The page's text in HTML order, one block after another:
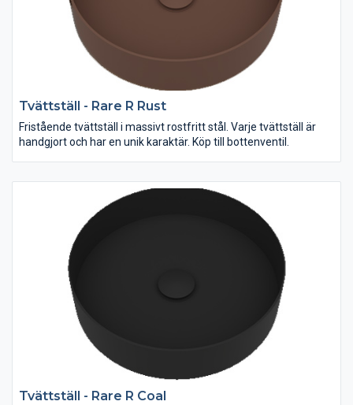
Tvättställ - Rare R Rust
Fristående tvättställ i massivt rostfritt stål. Varje tvättställ är
handgjort och har en unik karaktär. Köp till bottenventil.
Tvättställ - Rare R Coal